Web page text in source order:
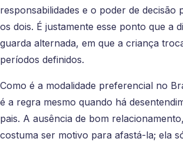
responsabilidades e o poder de decisão
os dois. É justamente esse ponto que a
guarda alternada, em que a criança
períodos definidos.
Como é a modalidade preferencial no
é a regra mesmo quando há
pais. A ausência de bom
costuma ser motivo para afastá-la; ela